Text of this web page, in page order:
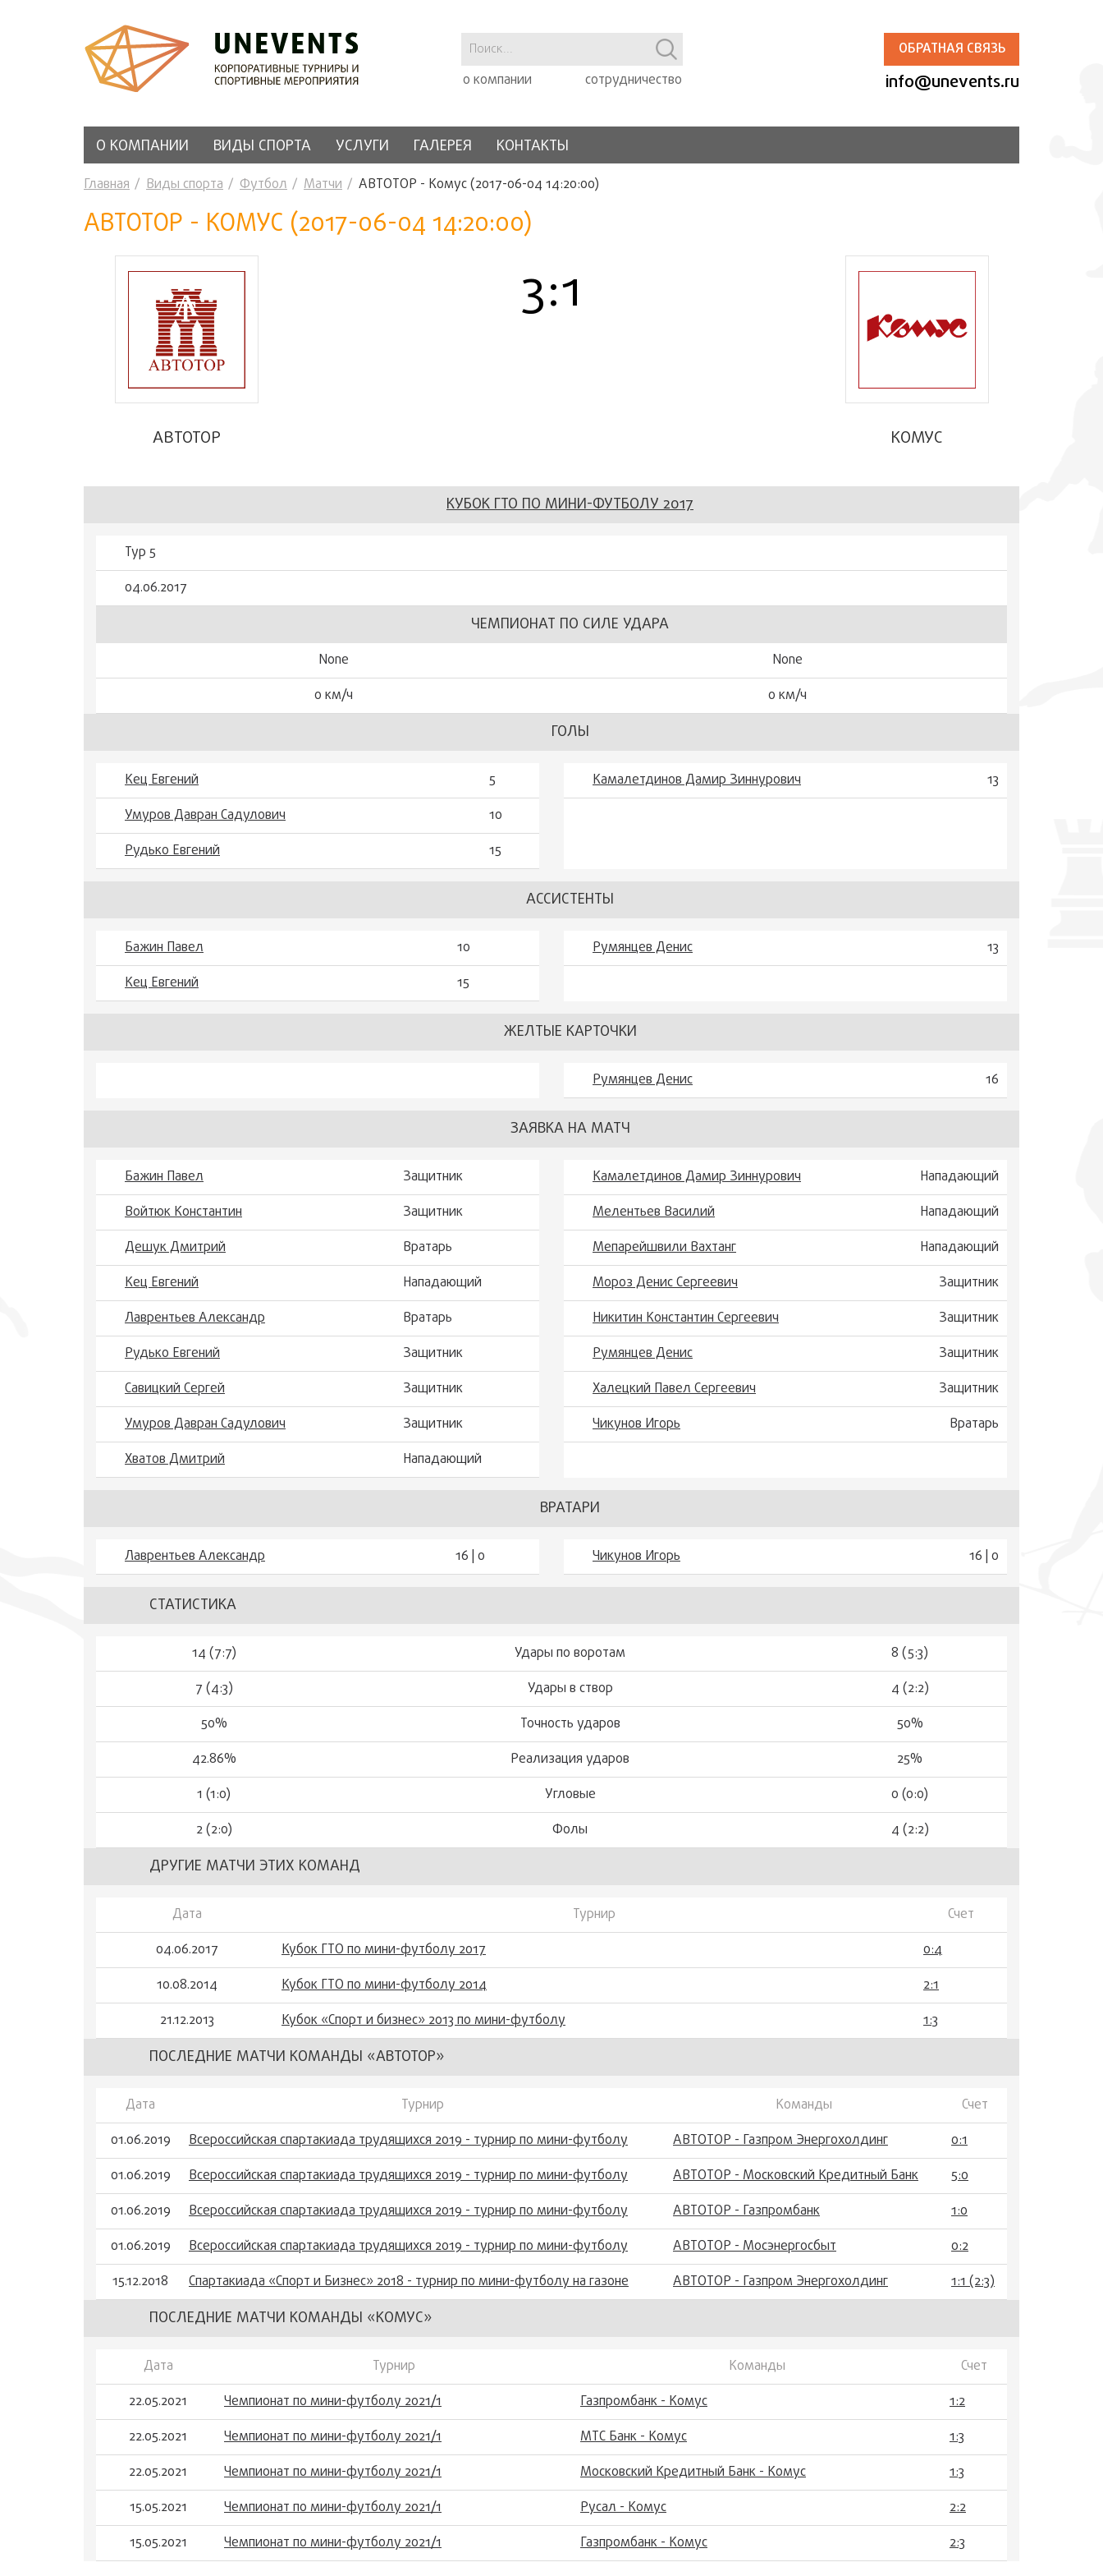
о компании сотрудничество
ОБРАТНАЯ СВЯЗЬ
info@unevents.ru
О КОМПАНИИ ВИДЫ СПОРТА УСЛУГИ ГАЛЕРЕЯ КОНТАКТЫ
Главная Виды спорта Футбол Матчи АВТОТОР - Комус (2017-06-04 14:20:00)
АВТОТОР - КОМУС (2017-06-04 14:20:00)
АВТОТОР
3:1
КОМУС
КУБОК ГТО ПО МИНИ-ФУТБОЛУ 2017
Тур 5
04.06.2017
ЧЕМПИОНАТ ПО СИЛЕ УДАРА
None
None
0 км/ч
0 км/ч
ГОЛЫ
Кец Евгений
5
Умуров Давран Садулович
10
Рудько Евгений
15
Камалетдинов Дамир Зиннурович 13
АССИСТЕНТЫ
Бажин Павел
10
Кец Евгений
15
Румянцев Денис 13
ЖЕЛТЫЕ КАРТОЧКИ
Румянцев Денис 16
ЗАЯВКА НА МАТЧ
Бажин Павел
Защитник
Войтюк Константин
Защитник
Дешук Дмитрий
Вратарь
Кец Евгений
Нападающий
Лаврентьев Александр
Вратарь
Рудько Евгений
Защитник
Савицкий Сергей
Защитник
Умуров Давран Садулович
Защитник
Хватов Дмитрий
Нападающий
Камалетдинов Дамир Зиннурович
Нападающий
Мелентьев Василий
Нападающий
Мепарейшвили Вахтанг
Нападающий
Мороз Денис Сергеевич
Защитник
Никитин Константин Сергеевич
Защитник
Румянцев Денис
Защитник
Халецкий Павел Сергеевич
Защитник
Чикунов Игорь
Вратарь
ВРАТАРИ
Лаврентьев Александр 16 | 0 Чикунов Игорь 16 | 0
СТАТИСТИКА
14 (7:7) Удары по воротам
8 (5:3)
7 (4:3)
Удары в створ
4 (2:2)
50%
Точность ударов
50%
42.86%
Реализация ударов
25%
1 (1:0)
Угловые
0 (0:0)
2 (2:0)
Фолы 4 (2:2)
ДРУГИЕ МАТЧИ ЭТИХ КОМАНД
Дата Турнир
Счет
04.06.2017
Кубок ГТО по мини-футболу 2017
0:4
10.08.2014
Кубок ГТО по мини-футболу 2014
2:1
21.12.2013
Кубок «Спорт и бизнес» 2013 по мини-футболу 1:3
ПОСЛЕДНИЕ МАТЧИ КОМАНДЫ «АВТОТОР»
Дата Турнир Команды
Счет
01.06.2019
Всероссийская спартакиада трудящихся 2019 - турнир по мини-футболу АВТОТОР - Газпром Энергохолдинг
0:1
01.06.2019
Всероссийская спартакиада трудящихся 2019 - турнир по мини-футболу АВТОТОР - Московский Кредитный Банк
5:0
01.06.2019
Всероссийская спартакиада трудящихся 2019 - турнир по мини-футболу АВТОТОР - Газпромбанк
1:0
01.06.2019
Всероссийская спартакиада трудящихся 2019 - турнир по мини-футболу АВТОТОР - Мосэнергосбыт
0:2
15.12.2018
Спартакиада «Спорт и Бизнес» 2018 - турнир по мини-футболу на газоне АВТОТОР - Газпром Энергохолдинг 1:1 (2:3)
ПОСЛЕДНИЕ МАТЧИ КОМАНДЫ «КОМУС»
Дата Турнир Команды
Счет
22.05.2021
Чемпионат по мини-футболу 2021/1 Газпромбанк - Комус
1:2
22.05.2021
Чемпионат по мини-футболу 2021/1 МТС Банк - Комус
1:3
22.05.2021
Чемпионат по мини-футболу 2021/1 Московский Кредитный Банк - Комус
1:3
15.05.2021
Чемпионат по мини-футболу 2021/1 Русал - Комус
2:2
15.05.2021
Чемпионат по мини-футболу 2021/1 Газпромбанк - Комус 2:3